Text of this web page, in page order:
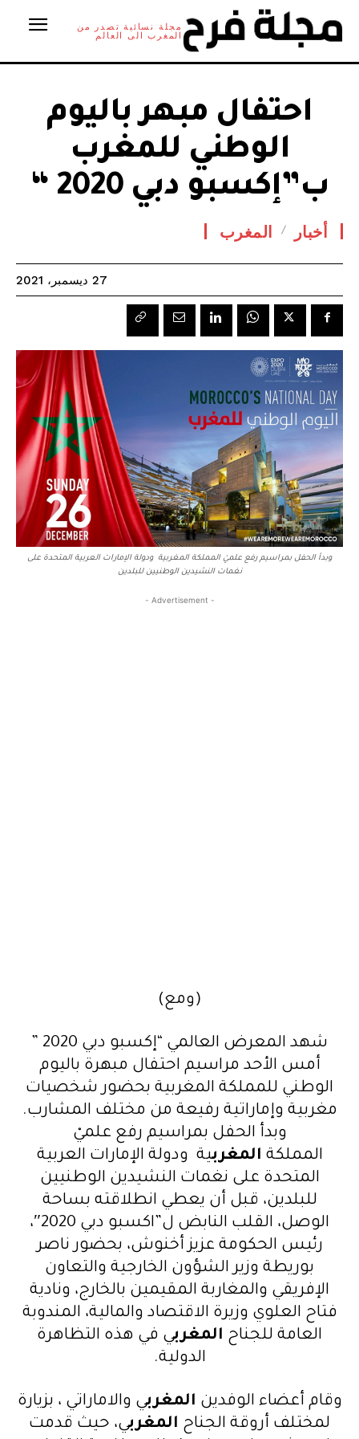
مجلة نسائية تصدر من
المغرب الى العالم
احتفال مبهر باليوم
الوطني للمغرب
ب”إكسبو دبي 2020 “
أخبار المغرب
27 ديسمبر، 2021
وبدأ الحفل بمراسيم رفع علميْ المملكة المغربية ودولة الإمارات العربية المتحدة على
نغمات النشيدين الوطنيين للبلدين
- Advertisement -
(ومع)
شهد المعرض العالمي “إكسبو دبي 2020 ”
أمس الأحد مراسيم احتفال مبهرة باليوم
الوطني للمملكة المغربية بحضور شخصيات
مغربية وإماراتية رفيعة من مختلف المشارب.
وبدأ الحفل بمراسيم رفع علميْ
المملكة المغربية ودولة الإمارات العربية
المتحدة على نغمات النشيدين الوطنيين
للبلدين، قبل أن يعطي انطلاقته بساحة
الوصل، القلب النابض ل”اكسبو دبي 2020″،
رئيس الحكومة عزيز أخنوش، بحضور ناصر
بوريطة وزير الشؤون الخارجية والتعاون
الإفريقي والمغاربة المقيمين بالخارج، ونادية
فتاح العلوي وزيرة الاقتصاد والمالية، المندوبة
العامة للجناح المغربي في هذه التظاهرة
الدولية.
وقام أعضاء الوفدين المغربي والاماراتي ، بزيارة
لمختلف أروقة الجناح المغربي، حيث قدمت